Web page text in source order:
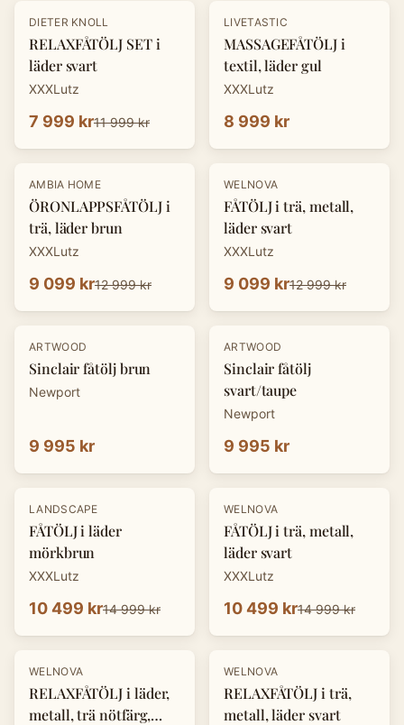
-33%
DIETER KNOLL
RELAXFÅTÖLJ SET i
läder svart
XXXLutz
7 999 kr11 999 kr
LIVETASTIC
MASSAGEFÅTÖLJ i
textil, läder gul
XXXLutz
8 999 kr
-30%
AMBIA HOME
ÖRONLAPPSFÅTÖLJ i
trä, läder brun
XXXLutz
9 099 kr12 999 kr
-30 %
WELNOVA
FÅTÖLJ i trä, metall,
läder svart
XXXLutz
9 099 kr12 999 kr
ARTWOOD
Sinclair fåtölj brun
Newport
9 995 kr
ARTWOOD
Sinclair fåtölj
svart/taupe
Newport
9 995 kr
- 30%
LANDSCAPE
FÅTÖLJ i läder
mörkbrun
XXXLutz
10 499 kr14 999 kr
-30 %
WELNOVA
FÅTÖLJ i trä, metall,
läder svart
XXXLutz
10 499 kr14 999 kr
-30 %
WELNOVA
RELAXFÅTÖLJ i läder,
metall, trä nötfärg,
-30 %
WELNOVA
RELAXFÅTÖLJ i trä,
metall, läder svart